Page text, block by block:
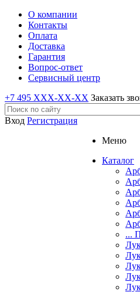
О компании
Контакты
Оплата
Доставка
Гарантия
Вопрос-ответ
Сервисный центр
+7 495 XXX-XX-XX Заказать
Вход Регистрация
Меню
Каталог
...